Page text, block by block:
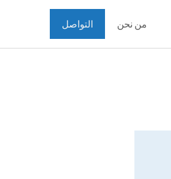
من نحن التواصل